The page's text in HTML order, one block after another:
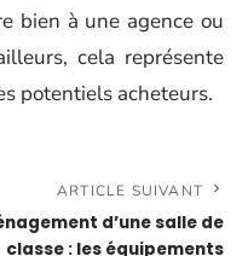
bien à une agence ou
cela représente
potentiels acheteurs.
ARTICLE SUIVANT
d’une salle de
classe : les équipements